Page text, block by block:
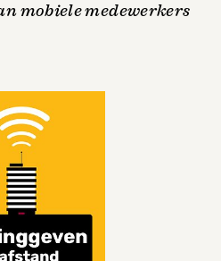
mobiele medewerkers